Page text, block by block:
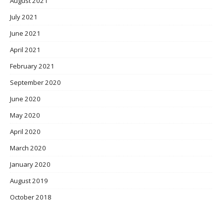
July 2021
June 2021
April 2021
February 2021
September 2020
June 2020
May 2020
April 2020
March 2020
January 2020
August 2019
October 2018